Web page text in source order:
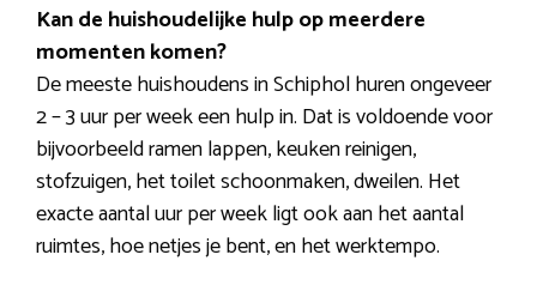
Kan de huishoudelijke hulp op meerdere
momenten komen?
De meeste huishoudens in Schiphol huren ongeveer
2 – 3 uur per week een hulp in. Dat is voldoende voor
bijvoorbeeld ramen lappen, keuken reinigen,
stofzuigen, het toilet schoonmaken, dweilen. Het
exacte aantal uur per week ligt ook aan het aantal
ruimtes, hoe netjes je bent, en het werktempo.